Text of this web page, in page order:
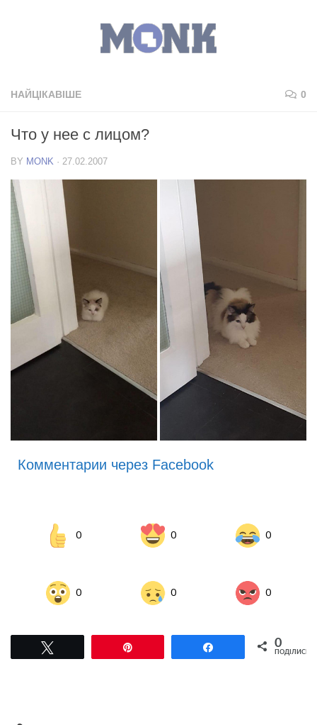
НАЙЦІКАВІШЕ 0
Что у нее с лицом?
BY MONK · 27.02.2007
Комментарии через Facebook
0 0 0
0 0 0
Поділитися0
ПОДІЛИСЬ